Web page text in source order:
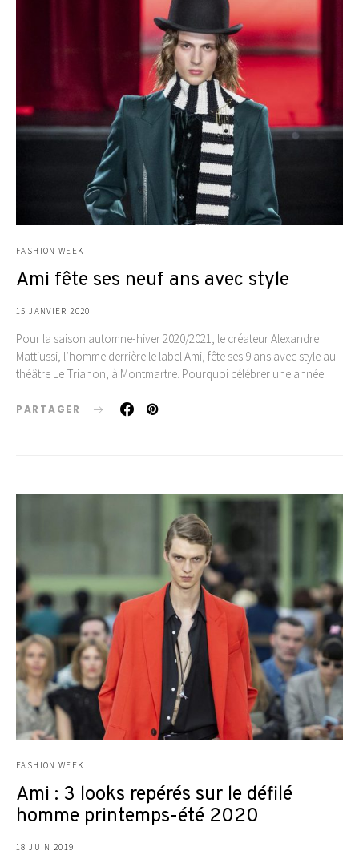
FASHION WEEK
Ami fête ses neuf ans avec style
15 JANVIER 2020
Pour la saison automne-hiver 2020/2021, le créateur Alexandre
Mattiussi, l’homme derrière le label Ami, fête ses 9 ans avec style au
théâtre Le Trianon, à Montmartre. Pourquoi célébrer une année…
PARTAGER
FASHION WEEK
Ami : 3 looks repérés sur le défilé
homme printemps-été 2020
18 JUIN 2019